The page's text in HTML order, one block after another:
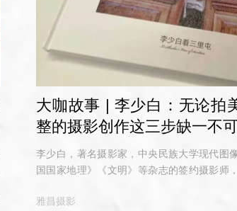
大咖故事 | 李少白：无论拍
整的摄影创作这三步缺一不可
李少白，著名摄影家，中央民族大学现代图
国国家地理》《文明》等杂志的签约摄影师
摄影作品选》《神秘的紫禁城》《伟大的长
雅昌摄影